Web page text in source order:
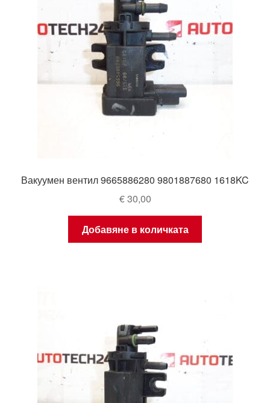
Политика за поверителност
Правила и условия
Процедура за рекламации
Вакуумен вентил 9665886280 9801887680 1618KC
€30,00
Добавяне в количката